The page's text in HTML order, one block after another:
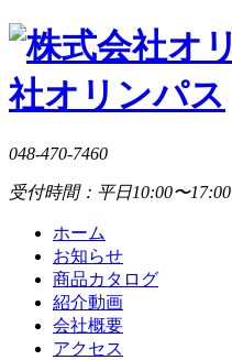
社オリンパス
048-470-7460
受付時間：平日10:00〜17:00
ホーム
お知らせ
商品カタログ
紹介動画
会社概要
アクセス